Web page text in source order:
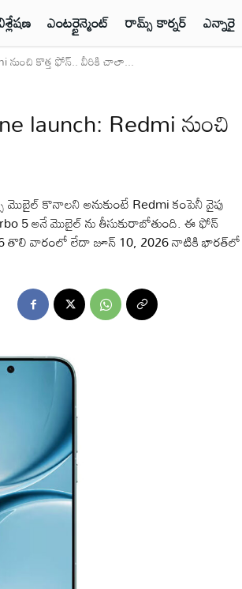
ఎంటర్టైన్మెంట్ రామ్స్ కార్నర్ ఎన్నారై
నుంచి కొత్త ఫోన్.. వీరికి చాలా...
launch: Redmi నుంచి
మొబైల్ కొనాలని అనుకుంటే Redmi కంపెనీ వైపు
5 అనే మొబైల్ ను తీసుకురాబోతుంది. ఈ ఫోన్
తొలి వారంలో లేదా జూన్ 10, 2026 నాటికి భారత్‌లో